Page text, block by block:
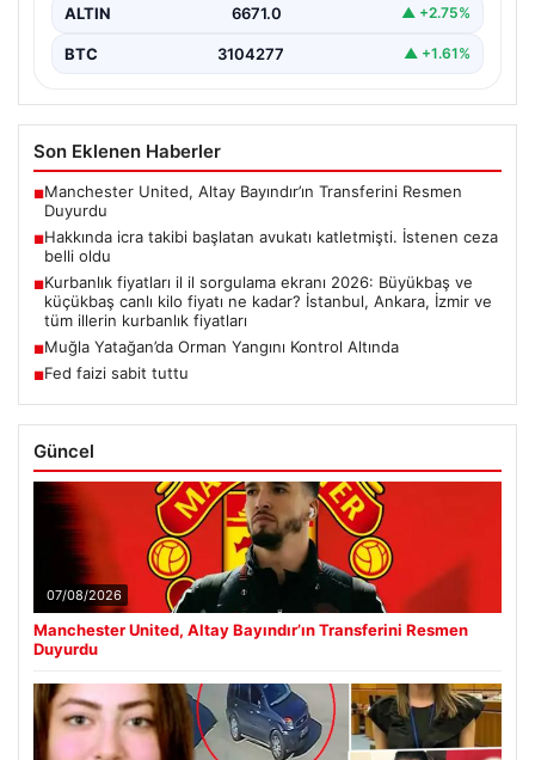
ALTIN 6671.0 ▲ +2.75%
BTC 3104277 ▲ +1.61%
Son Eklenen Haberler
■Manchester United, Altay Bayındır’ın Transferini Resmen
Duyurdu
■Hakkında icra takibi başlatan avukatı katletmişti. İstenen ceza
belli oldu
■Kurbanlık fiyatları il il sorgulama ekranı 2026: Büyükbaş ve
küçükbaş canlı kilo fiyatı ne kadar? İstanbul, Ankara, İzmir ve
tüm illerin kurbanlık fiyatları
■Muğla Yatağan’da Orman Yangını Kontrol Altında
■Fed faizi sabit tuttu
Güncel
07/08/2026
Manchester United, Altay Bayındır’ın Transferini Resmen
Duyurdu